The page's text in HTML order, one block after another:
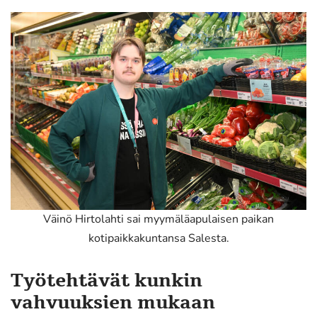
Väinö Hirtolahti sai myymäläapulaisen paikan
kotipaikkakuntansa Salesta.
Työtehtävät kunkin
vahvuuksien mukaan